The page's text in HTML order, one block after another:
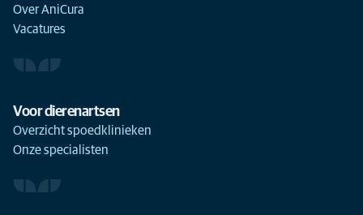
Over AniCura
Vacatures
Voor dierenartsen
Overzicht spoedklinieken
Onze specialisten